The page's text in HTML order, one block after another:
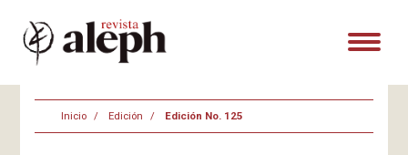
Inicio Edición Edición No. 125